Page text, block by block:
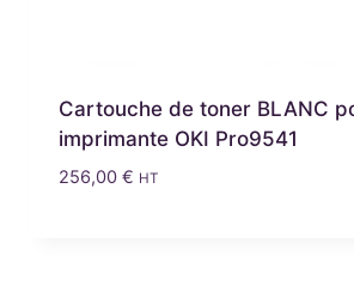
Cartouche de toner BLANC
imprimante OKI Pro9541
256,00 € HT